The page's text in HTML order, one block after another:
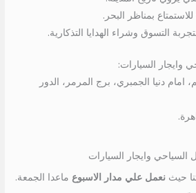
للاستمتاع بمناظر البحر.
التسوق وشراء الهدايا التذكارية.
وايجار السيارات:
امام دنيا الجمبري، برج المرمر، الدور
السياحي وايجار السيارات
حيثنعمل علي مدار الاسبوع ماعدا الجمعة.